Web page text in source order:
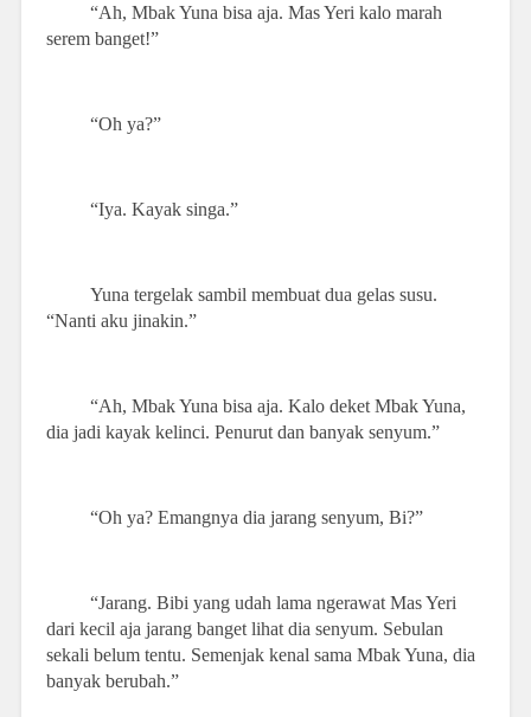
“Ah, Mbak Yuna bisa aja. Mas Yeri kalo marah
serem banget!”
“Oh ya?”
“Iya. Kayak singa.”
Yuna tergelak sambil membuat dua gelas susu.
“Nanti aku jinakin.”
“Ah, Mbak Yuna bisa aja. Kalo deket Mbak Yuna,
dia jadi kayak kelinci. Penurut dan banyak senyum.”
“Oh ya? Emangnya dia jarang senyum, Bi?”
“Jarang. Bibi yang udah lama ngerawat Mas Yeri
dari kecil aja jarang banget lihat dia senyum. Sebulan
sekali belum tentu. Semenjak kenal sama Mbak Yuna, dia
banyak berubah.”